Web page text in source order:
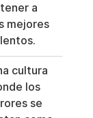
a
mejores
cultura
los
se